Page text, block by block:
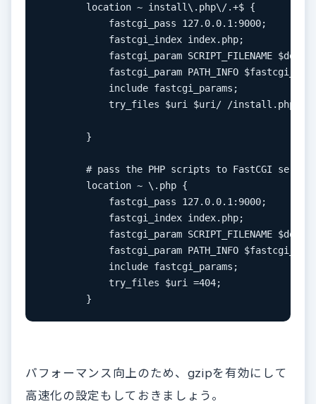
        location ~ install\.php\/.+$ {
            fastcgi_pass 127.0.0.1:9000;
            fastcgi_index index.php;
fastcgi_param SCRIPT_FILENAME
fastcgi_param PATH_INFO
            include fastcgi_params;
            try_files $uri $uri/ /install.php;
        }
# pass the PHP scripts to FastCGI
        location ~ \.php {
            fastcgi_pass 127.0.0.1:9000;
            fastcgi_index index.php;
fastcgi_param SCRIPT_FILENAME
fastcgi_param PATH_INFO
            include fastcgi_params;
            try_files $uri =404;
        }
パフォーマンス向上のため、gzipを有効にして
高速化の設定もしておきましょう。